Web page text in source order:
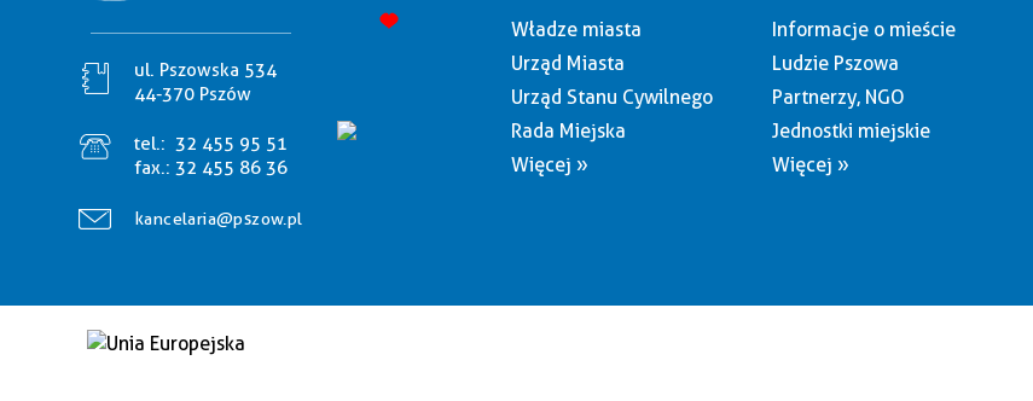
ul. Pszowska 534
44-370 Pszów
tel.: 32 455 95 51
fax.: 32 455 86 36
kancelaria@pszow.pl
Władze miasta
Urząd Miasta
Urząd Stanu Cywilnego
Rada Miejska
Więcej »
Informacje o mieście
Ludzie Pszowa
Partnerzy, NGO
Jednostki miejskie
Więcej »